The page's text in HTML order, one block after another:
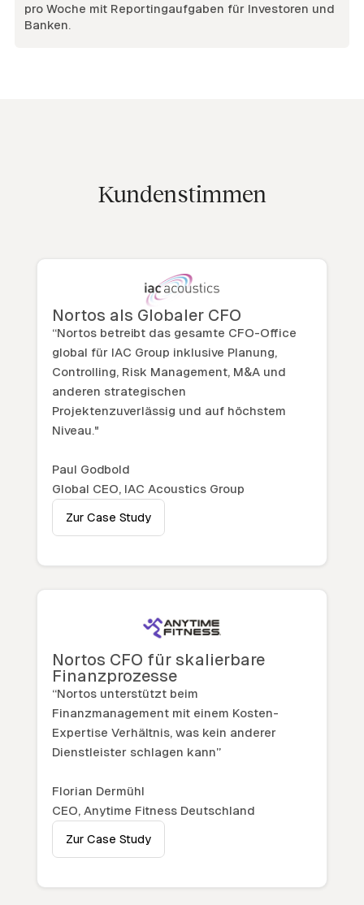
pro Woche mit Reportingaufgaben für Investoren und
Banken.
Kundenstimmen
Nortos als Globaler CFO
“Nortos betreibt das gesamte CFO-Office
global für IAC Group inklusive Planung,
Controlling, Risk Management, M&A und
anderen strategischen
Projektenzuverlässig und auf höchstem
Niveau."
Paul Godbold
Global CEO, IAC Acoustics Group
Zur Case Study
Nortos CFO für skalierbare
Finanzprozesse
“Nortos unterstützt beim
Finanzmanagement mit einem Kosten-
Expertise Verhältnis, was kein anderer
Dienstleister schlagen kann”
Florian Dermühl
CEO, Anytime Fitness Deutschland
Zur Case Study